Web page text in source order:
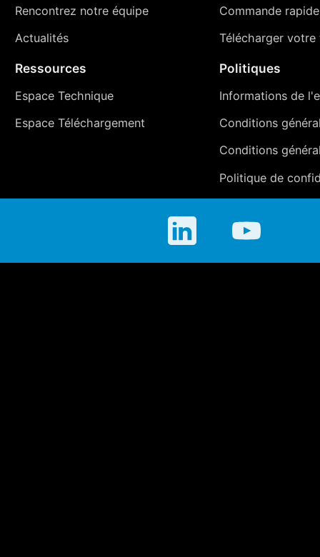
Rencontrez notre équipe
Actualités
Commande rapide
Télécharger votre
Ressources
Espace Technique
Espace Téléchargement
Politiques
Informations de
Conditions
Conditions
Politique de